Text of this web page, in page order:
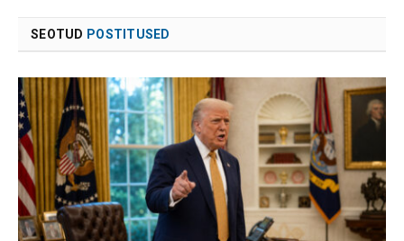
SEOTUD POSTITUSED